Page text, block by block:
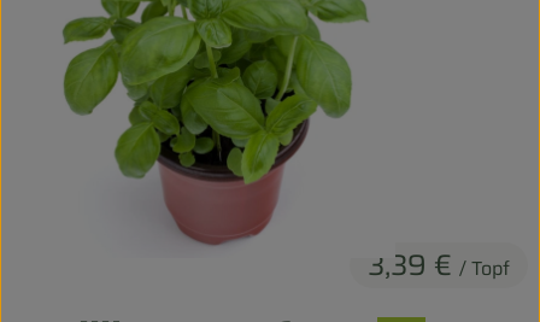
Entspannt durch die FERIEN
Obst & Gemüse
Kühltheke
Backwaren
Vorratskammer
3,39 € / Topf